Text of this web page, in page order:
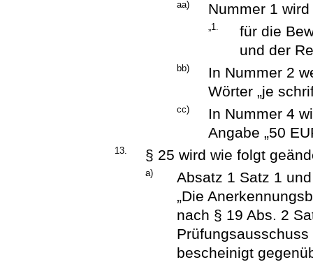
aa) Nummer 1
„1.
für die
und der
bb)
In Nummer 2
Wörter „je
cc)
In Nummer 4
Angabe „50
13. § 25 wird wie folgt
a)
Absatz 1 Satz 1
„Die
nach § 19 Abs. 2
bescheinigt